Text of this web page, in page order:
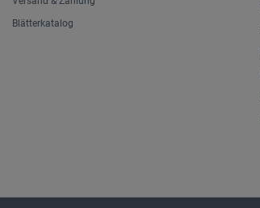
Blätterkatalog